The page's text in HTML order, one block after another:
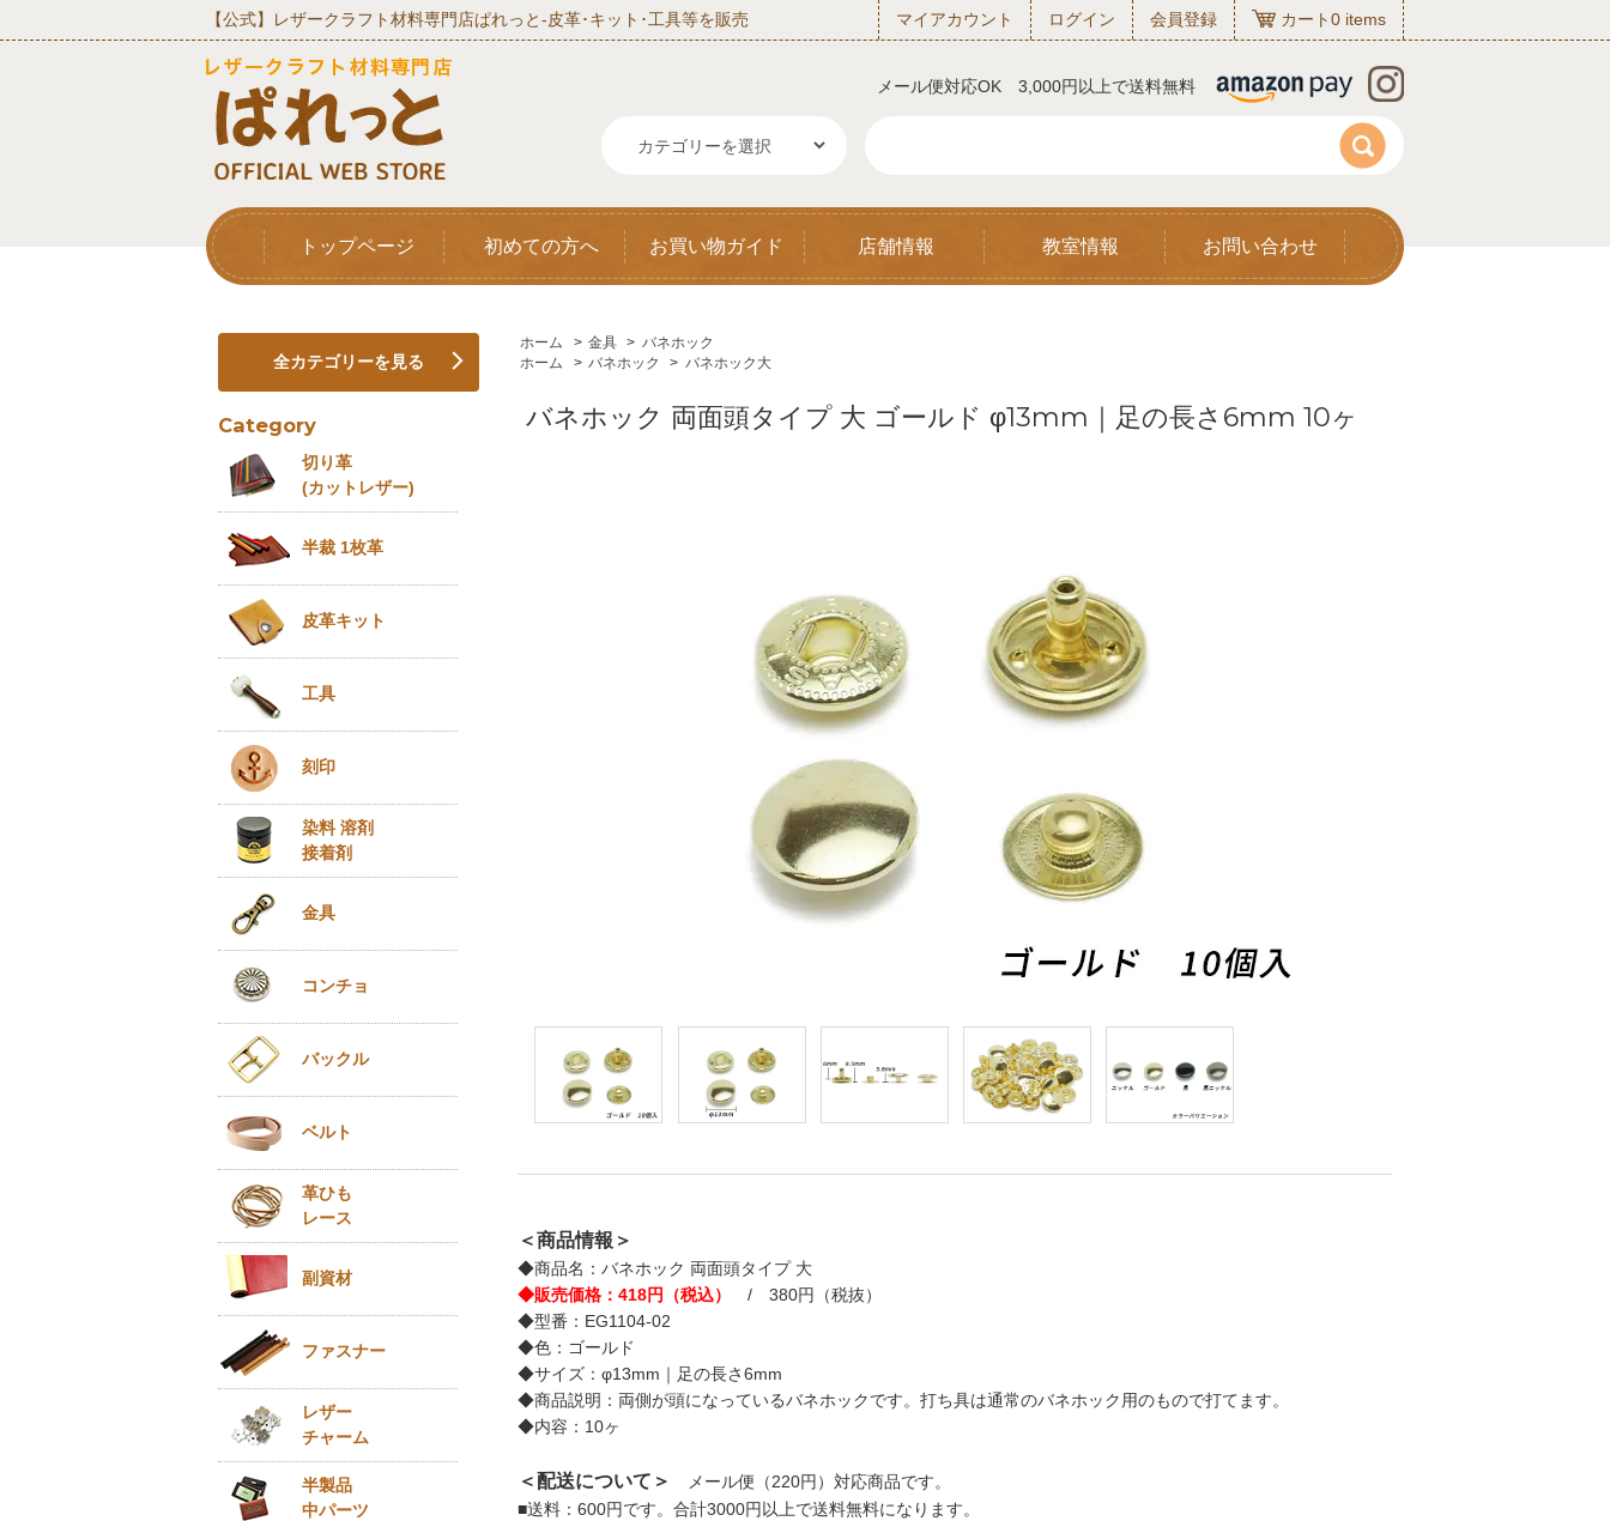
【公式】レザークラフト材料専門店ぱれっと‐皮革･キット･工具等を販売 マイアカウント ログイン 会員登録 カート0 items
メール便対応OK 3,000円以上で送料無料
トップページ 初めての方へ お買い物ガイド 店舗情報 教室情報 お問い合わせ
ホーム > 金具 > バネホック
ホーム
> バネホック > バネホック大
バネホック 両面頭タイプ 大 ゴールド φ13mm｜足の長さ6mm 10ヶ
＜商品情報＞
◆商品名：バネホック 両面頭タイプ 大
◆販売価格：418円（税込）
/ 380円（税抜）
◆型番：EG1104-02
◆色：ゴールド
◆サイズ：φ13mm｜足の長さ6mm
◆商品説明：両側が頭になっているバネホックです。打ち具は通常のバネホック用のもので打てます。
◆内容：10ヶ
＜配送について＞
メール便（220円）対応商品です。
■送料：600円です。合計3000円以上で送料無料になります。
全カテゴリーを見る
Category
切り革
(カットレザー)
半裁 1枚革
皮革キット
工具
刻印
染料 溶剤
接着剤
金具
コンチョ
バックル
ベルト
革ひも
レース
副資材
ファスナー
レザー
チャーム
半製品
中パーツ